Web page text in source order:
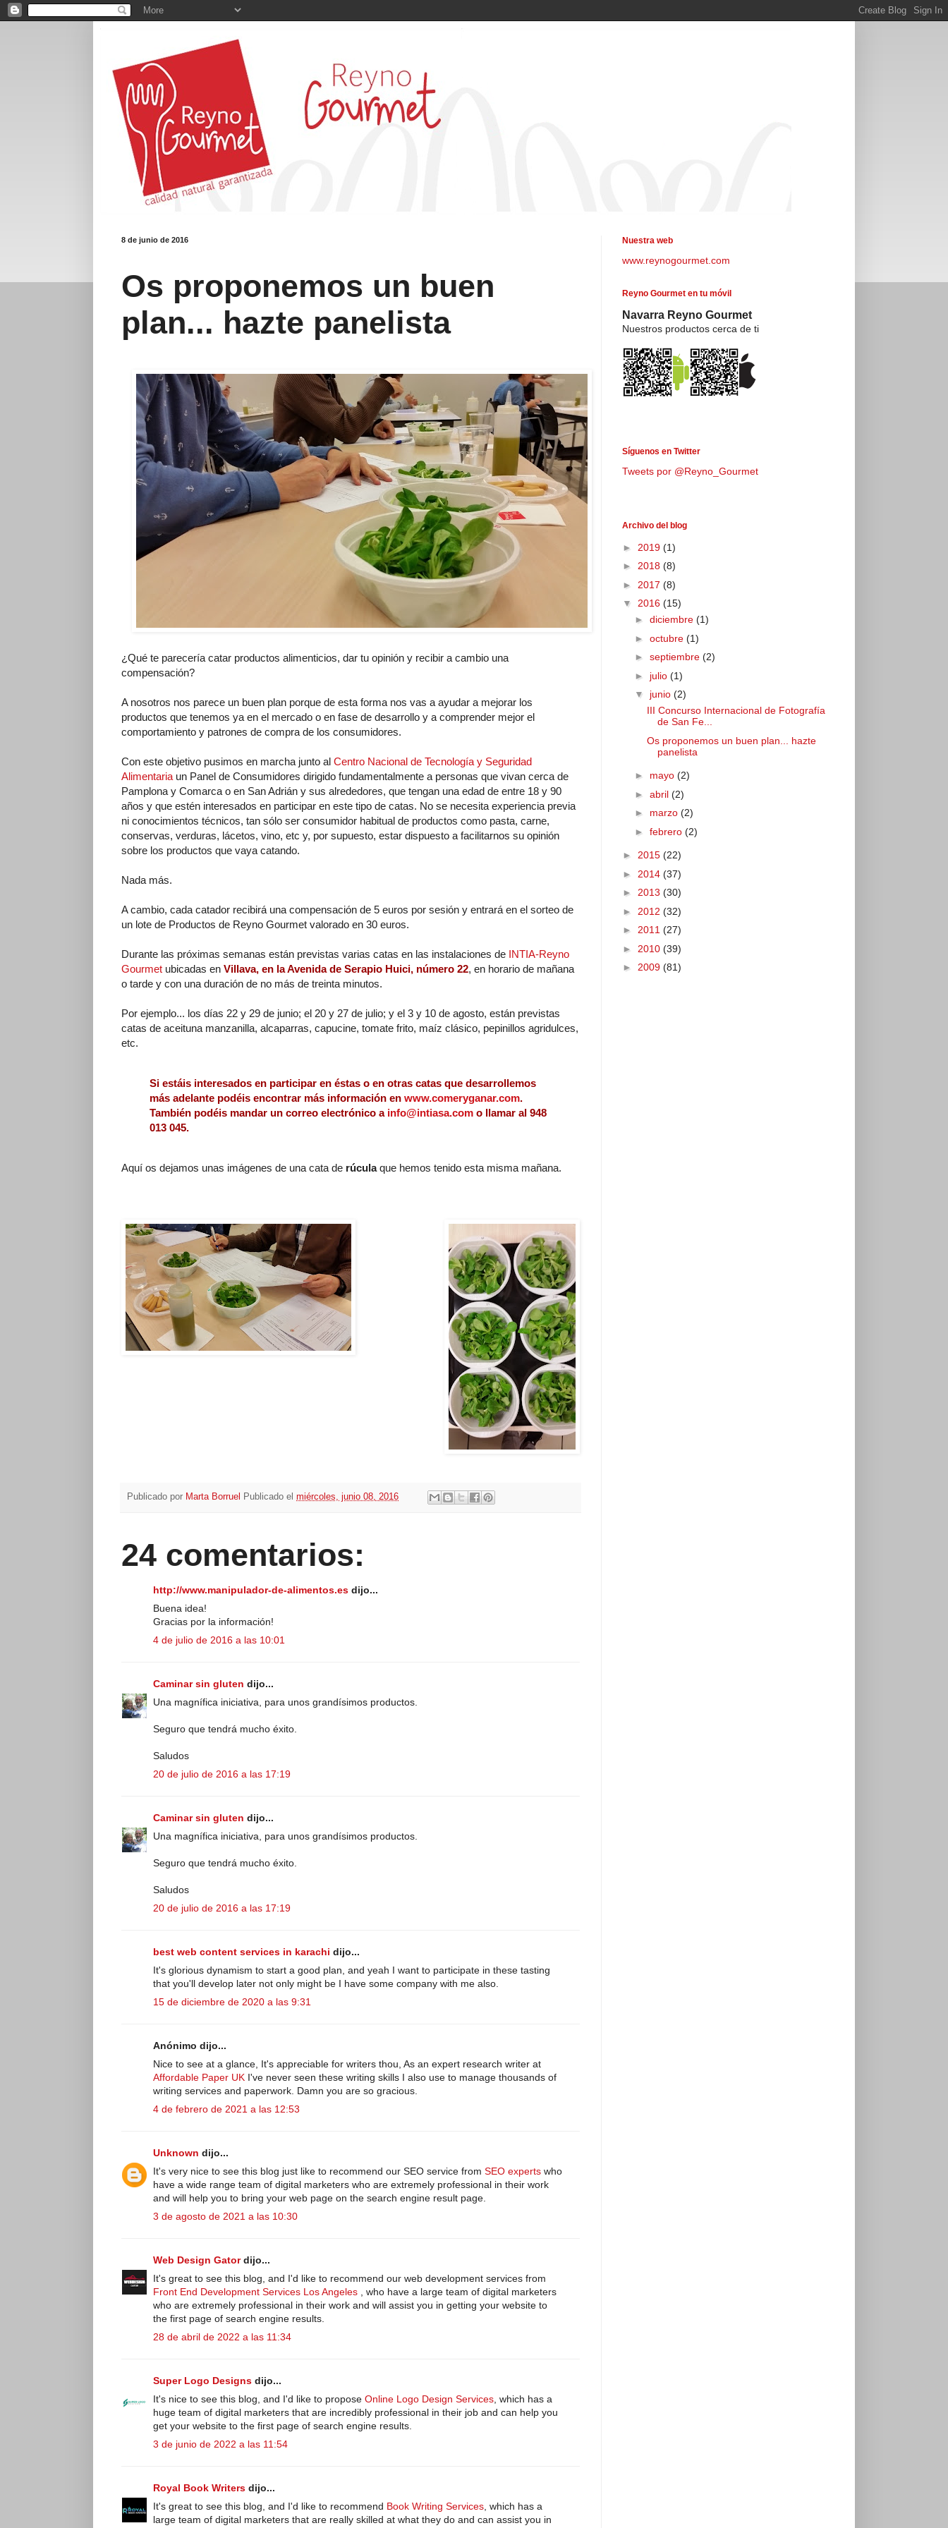
8 de junio de 2016
Os proponemos un buen
plan... hazte panelista
¿Qué te parecería catar productos alimenticios, dar tu opinión y recibir a cambio una
compensación?
A nosotros nos parece un buen plan porque de esta forma nos vas a ayudar a mejorar los
productos que tenemos ya en el mercado o en fase de desarrollo y a comprender mejor el
comportamiento y patrones de compra de los consumidores.
Con este objetivo pusimos en marcha junto al Centro Nacional de Tecnología y Seguridad
Alimentaria un Panel de Consumidores dirigido fundamentalmente a personas que vivan cerca de
Pamplona y Comarca o en San Adrián y sus alrededores, que tengan una edad de entre 18 y 90
años y que estén interesados en participar en este tipo de catas. No se necesita experiencia previa
ni conocimientos técnicos, tan sólo ser consumidor habitual de productos como pasta, carne,
conservas, verduras, lácetos, vino, etc y, por supuesto, estar dispuesto a facilitarnos su opinión
sobre los productos que vaya catando.
Nada más.
A cambio, cada catador recibirá una compensación de 5 euros por sesión y entrará en el sorteo de
un lote de Productos de Reyno Gourmet valorado en 30 euros.
Durante las próximas semanas están previstas varias catas en las instalaciones de INTIA-Reyno
Gourmet ubicadas en Villava, en la Avenida de Serapio Huici, número 22, en horario de mañana
o tarde y con una duración de no más de treinta minutos.
Por ejemplo... los días 22 y 29 de junio; el 20 y 27 de julio; y el 3 y 10 de agosto, están previstas
catas de aceituna manzanilla, alcaparras, capucine, tomate frito, maíz clásico, pepinillos agridulces,
etc.
Si estáis interesados en participar en éstas o en otras catas que desarrollemos
más adelante podéis encontrar más información en www.comeryganar.com.
También podéis mandar un correo electrónico a info@intiasa.com o llamar al 948
013 045.
Aquí os dejamos unas imágenes de una cata de rúculaque hemos tenido esta misma mañana.
Publicado por Marta Borruel Publicado el miércoles, junio 08, 2016
24 comentarios:
http://www.manipulador-de-alimentos.es dijo...
Buena idea!
Gracias por la información!
4 de julio de 2016 a las 10:01
Caminar sin gluten dijo...
Una magnífica iniciativa, para unos grandísimos productos.
Seguro que tendrá mucho éxito.
Saludos
20 de julio de 2016 a las 17:19
Caminar sin gluten dijo...
Una magnífica iniciativa, para unos grandísimos productos.
Seguro que tendrá mucho éxito.
Saludos
20 de julio de 2016 a las 17:19
best web content services in karachi dijo...
It's glorious dynamism to start a good plan, and yeah I want to participate in these tasting
that you'll develop later not only might be I have some company with me also.
15 de diciembre de 2020 a las 9:31
Anónimo dijo...
Nice to see at a glance, It's appreciable for writers thou, As an expert research writer at
Affordable Paper UK I've never seen these writing skills I also use to manage thousands of
writing services and paperwork. Damn you are so gracious.
4 de febrero de 2021 a las 12:53
Unknown dijo...
It's very nice to see this blog just like to recommend our SEO service from SEO experts who
have a wide range team of digital marketers who are extremely professional in their work
and will help you to bring your web page on the search engine result page.
3 de agosto de 2021 a las 10:30
Web Design Gatordijo...
It's great to see this blog, and I'd like to recommend our web development services from
Front End Development Services Los Angeles
, who have a large team of digital marketers
who are extremely professional in their work and will assist you in getting your website to
the first page of search engine results.
28 de abril de 2022 a las 11:34
Super Logo Designs dijo...
It's nice to see this blog, and I'd like to propose Online Logo Design Services , which has a
huge team of digital marketers that are incredibly professional in their job and can help you
get your website to the first page of search engine results.
3 de junio de 2022 a las 11:54
Royal Book Writers dijo...
It's great to see this blog, and I'd like to recommend Book Writing Services , which has a
large team of digital marketers that are really skilled at what they do and can assist you in
Nuestra web
www.reynogourmet.com
Reyno Gourmet en tu móvil
Navarra Reyno Gourmet
Nuestros productos cerca de ti
Síguenos en Twitter
Tweets por @Reyno_Gourmet
Archivo del blog
► 2019 (1)
► 2018 (8)
► 2017 (8)
▼ 2016 (15)
► diciembre (1)
► octubre (1)
► septiembre (2)
► julio (1)
▼ junio (2)
III Concurso Internacional de Fotografía
de San Fe...
Os proponemos un buen plan... hazte
panelista
► mayo (2)
► abril (2)
► marzo (2)
► febrero (2)
► 2015 (22)
► 2014 (37)
► 2013 (30)
► 2012 (32)
► 2011 (27)
► 2010 (39)
► 2009 (81)